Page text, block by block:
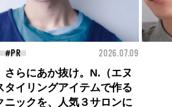
2026.07.09
ジュエッテの出会い。夏の
ゴールドが印象的
PINK”［meets Jouete!